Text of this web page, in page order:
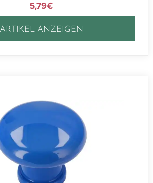
5,79€
ARTIKEL ANZEIGEN